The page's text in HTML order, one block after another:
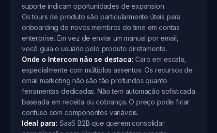
suporte indicam oportunidades de expansion.
Os tours de produto são particularmente úteis para
onboarding de novos membros do time em contas
enterprise. Em vez de enviar um manual por email,
você guia o usuário pelo produto diretamente.
Onde o Intercom não se destaca: Caro em escala,
especialmente com múltiplos assentos. Os recursos de
email marketing não são tão profundos quanto
ferramentas dedicadas. Não tem automação sofisticada
baseada em receita ou cobrança. O preço pode ficar
confuso com componentes variáveis.
Ideal para: SaaS B2B que querem consolidar